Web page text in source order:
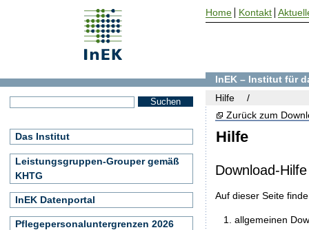
Hilfe
Zurück zum
Download-Hilfe
Auf dieser Seite
allgemeinen
InEK – Institut für
Hilfe
Das Institut
Leistungsgruppen-Grouper gemäß
KHTG
InEK Datenportal
Pflegepersonaluntergrenzen 2026
Home Kontakt